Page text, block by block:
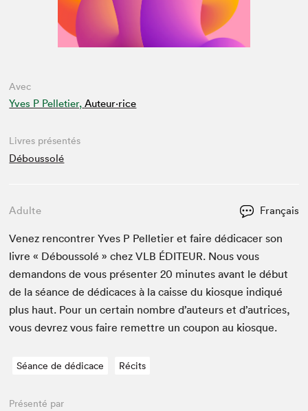
Avec
Yves P Pelletier, Auteur·rice
Livres présentés
Déboussolé
Adulte Français
Venez ren­con­tr­er Yves P Pel­leti­er et faire dédi­cac­er son
livre « Débous­solé » chezVLB ÉDI­TEUR. Nous vous
deman­dons de vous présen­ter20 min­utes avant le début
de la séance de dédi­caces à la caisse du kiosque indiqué
plus haut. Pour un cer­tain nom­bre d’auteurs et d’autrices,
vous devrez vous faire remet­tre un coupon au kiosque.
Séance de dédicace Récits
Présenté par